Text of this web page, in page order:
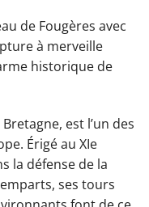
de Fougères avec
à merveille
historique de
est l’un des
Érigé au XIe
la défense de la
ses tours